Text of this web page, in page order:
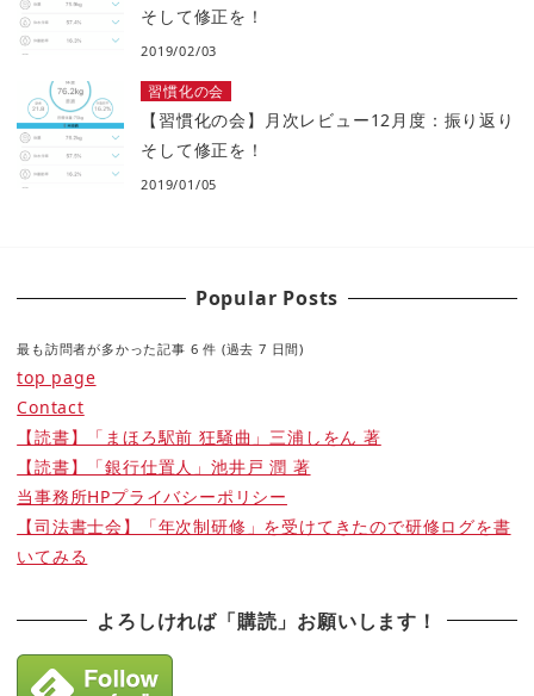
そして修正を！
2019/02/03
習慣化の会
【習慣化の会】月次レビュー12月度：振り返り
そして修正を！
2019/01/05
Popular Posts
最も訪問者が多かった記事 6 件 (過去 7 日間)
top page
Contact
【読書】「まほろ駅前 狂騒曲」三浦しをん 著
【読書】「銀行仕置人」池井戸 潤 著
当事務所HPプライバシーポリシー
【司法書士会】「年次制研修」を受けてきたので研修ログを書
いてみる
よろしければ「購読」お願いします！